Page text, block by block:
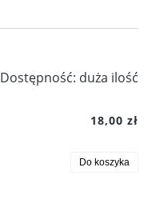
Dostępność: duża ilość
18,00 zł
Do koszyka